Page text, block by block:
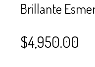
Brillante
$4,950.00